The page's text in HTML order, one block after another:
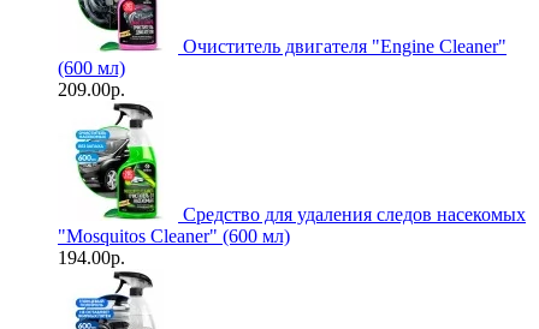
Очиститель двигателя "Engine Cleaner"
(600 мл)
209.00р.
Средство для удаления следов насекомых
"Mosquitos Cleaner" (600 мл)
194.00р.